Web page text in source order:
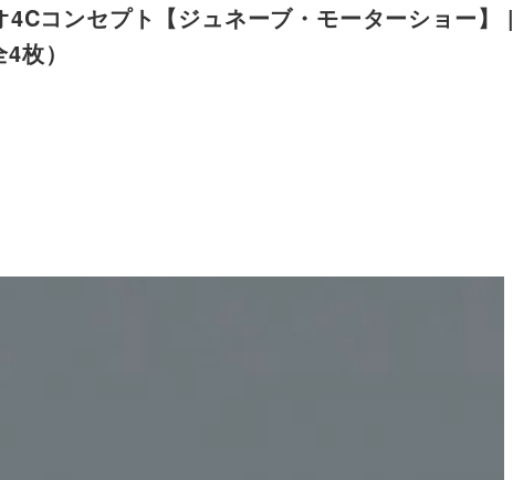
コンセプト【ジュネーブ・モーターショー】 |
枚）